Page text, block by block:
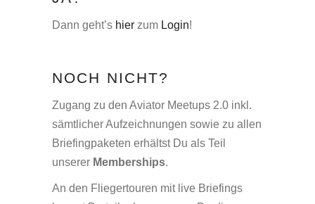
Dann geht’s hier zum Login!
NOCH NICHT?
Zugang zu den Aviator Meetups 2.0 inkl.
sämtlicher Aufzeichnungen sowie zu allen
Briefingpaketen erhältst Du als Teil
unserer Memberships.
An den Fliegertouren mit live Briefings